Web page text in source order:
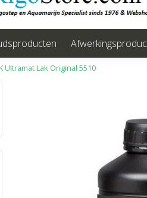
Ultramat Lak Original 5510